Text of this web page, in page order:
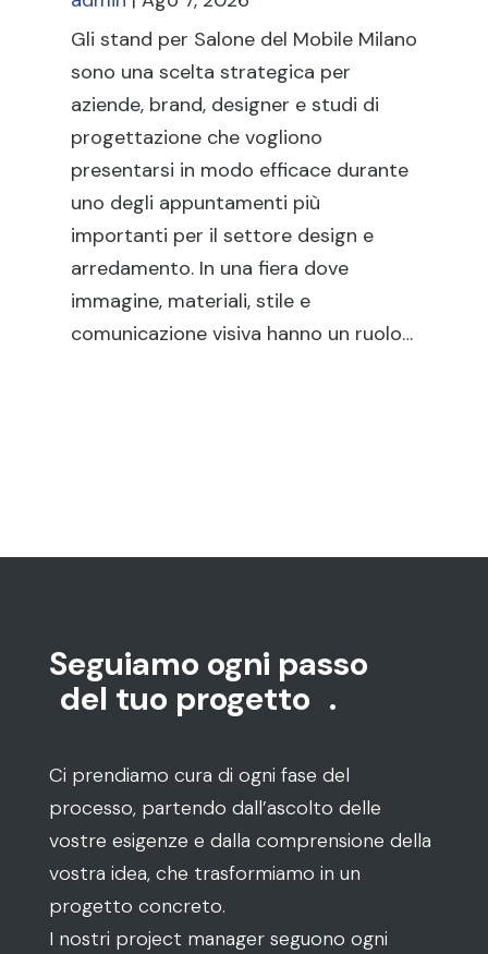
Gli stand per Salone del Mobile Milano
sono una scelta strategica per
aziende, brand, designer e studi di
progettazione che vogliono
presentarsi in modo efficace durante
uno degli appuntamenti più
importanti per il settore design e
arredamento. In una fiera dove
immagine, materiali, stile e
comunicazione visiva hanno un ruolo…
Seguiamo ogni passo
del tuo progetto .
Ci prendiamo cura di ogni fase del
processo, partendo dall’ascolto delle
vostre esigenze e dalla comprensione della
vostra idea, che trasformiamo in un
progetto concreto.
I nostri project manager seguono ogni